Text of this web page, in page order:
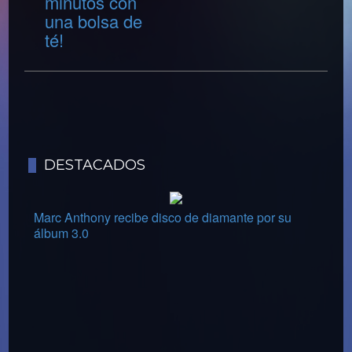
una bolsa de
té!
DESTACADOS
Marc Anthony recibe disco de diamante por su
álbum 3.0